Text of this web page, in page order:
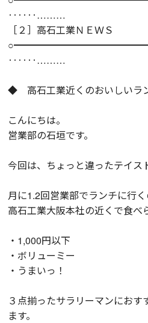
‥‥‥………
［２］高石工業ＮＥＷＳ
‥‥‥………
◆ 高石工業近くのおいしいラ
こんにちは。
営業部の石垣です。
今回は、ちょっと違ったテイス
月に1.2回営業部でランチに行く
高石工業大阪本社の近くで食べ
・1,000円以下
・ボリューミー
・うまいっ！
３点揃ったサラリーマンにおす
ます。